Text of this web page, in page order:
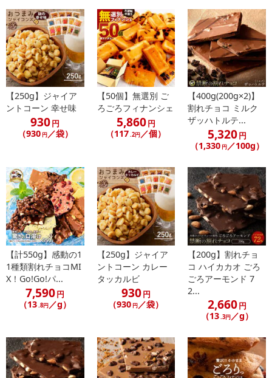
味しさに仕上がります♪もちろん、そのまま食べても美味しい！
24層のクロワッサン生地で、鉄板の両面から高温で一気に焼き上げ
ることで独特の食感を完成させました。
3時のおやつや日頃のご褒美など、じっくりと焼き上げた特別製クロ
ワッサンたい焼きをぜひご賞味ください♪
・賞味期限：出荷日より14日
・原産国（最終加工地）：日本
・原材料/材質/素材：デニッシュシート（小麦粉、マーガリン、砂
糖、卵、バター入りマーガリン、パン酵母、食塩）(国内製造)、こし
あん（砂糖、小豆、食塩）、粉末状大豆たん白/乳化剤、香料、ビタ
（一部に卵・小麦・乳成分・大豆を含む）
・アレルギー表示：卵・小麦・乳・大豆
・お召し上がり方：
1.あらかじめよーく温めたトースターにたい焼きを入れ、1分半〜
2分ほど温めます。
2.表面がパリっとしたら、トースターから取り出します。(火傷に
ご注意！)
3.1分ほどおくと焼きたての風味が味わえます！
※ご注意※
レンジで温める際は、クロワッサンたい焼きを≪袋から出して≫
袋に入れたまま、クロワッサンたい焼きをレンジで温めないよう
にご注意ください。
・その他商品仕様：栄養成分表示（1個あたり）：熱量：400kcal、
【250g】ジャイア
ントコーン 幸せ味
930円
（930 円／袋）
【50個】無選別 ご
ろごろフィナンシェ
5,860円
（117.2円／個）
【400g(200g×2)】
割れチョコ ミルク
ザッハトルテ...
5,320円
（1,330 円／100g）
【計550g】感動の1
1種類割れチョコMI
X！Go!Go!パ...
7,590円
（13.8円／g）
【250g】ジャイア
ントコーン カレー
タッカルビ
930円
（930 円／袋）
【200g】割れチョ
コ ハイカカオ ごろ
ごろアーモンド 7
2...
2,660円
（13.3円／g）